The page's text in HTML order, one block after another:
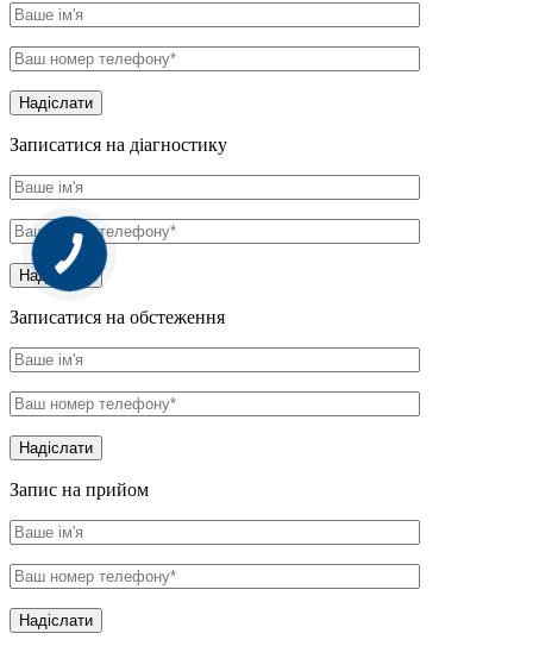
Надіслати
Записатися на діагностику
Надіслати
Записатися на обстеження
Надіслати
Запис на прийом
Надіслати